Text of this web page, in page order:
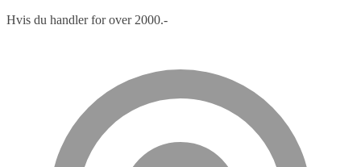
Hvis du handler for over 2000.-